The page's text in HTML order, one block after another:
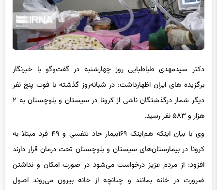
دکتر سیدمهدی طباطبایی روز چهارشنبه در گفت‌وگو با خبرنگار
برگزیده های ایران اظهارداشت: در شبانه‌روز گذشته با فوت پنج نفر
دیگر شمار درگذشتگان ناشی از کرونا در سیستان و بلوچستان به ۲
هزار و ۵۸۳ نفر رسید.
وی با بیان اینکه هم‌اینک ۱۶۹بیمار حاد تنفسی و ۴۹ فرد مبتلا به
کرونا در بیمارستان‌های سیستان و بلوچستان تحت درمان قرار دارند
افزود: از مردم عزیز درخواست می‌شود در صورت امکان و نداشتن
ضرورت در خانه بمانند و چنانچه از خانه بیرون می‌روند اصول